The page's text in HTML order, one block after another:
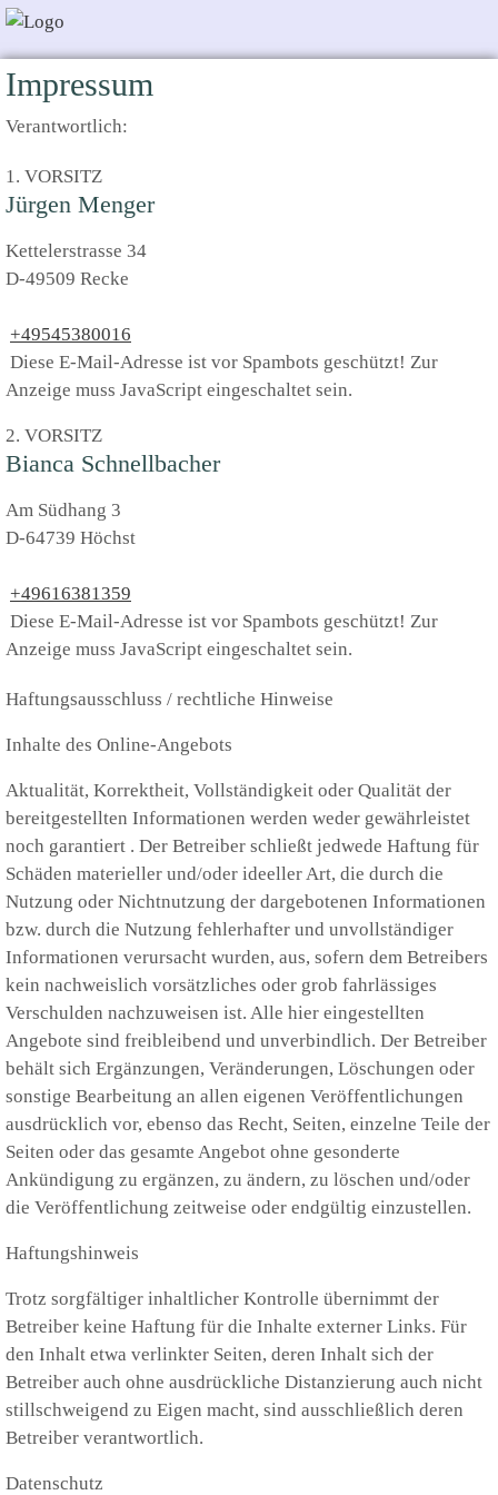
Impressum
Verantwortlich:
1. VORSITZ
Jürgen Menger
Kettelerstrasse 34
D-49509 Recke
+49545380016
Diese E-Mail-Adresse ist vor Spambots geschützt! Zur
Anzeige muss JavaScript eingeschaltet sein.
2. VORSITZ
Bianca Schnellbacher
Am Südhang 3
D-64739 Höchst
+49616381359
Diese E-Mail-Adresse ist vor Spambots geschützt! Zur
Anzeige muss JavaScript eingeschaltet sein.
Haftungsausschluss / rechtliche Hinweise
Inhalte des Online-Angebots
Aktualität, Korrektheit, Vollständigkeit oder Qualität der
bereitgestellten Informationen werden weder gewährleistet
noch garantiert . Der Betreiber schließt jedwede Haftung für
Schäden materieller und/oder ideeller Art, die durch die
Nutzung oder Nichtnutzung der dargebotenen Informationen
bzw. durch die Nutzung fehlerhafter und unvollständiger
Informationen verursacht wurden, aus, sofern dem Betreibers
kein nachweislich vorsätzliches oder grob fahrlässiges
Verschulden nachzuweisen ist. Alle hier eingestellten
Angebote sind freibleibend und unverbindlich. Der Betreiber
behält sich Ergänzungen, Veränderungen, Löschungen oder
sonstige Bearbeitung an allen eigenen Veröffentlichungen
ausdrücklich vor, ebenso das Recht, Seiten, einzelne Teile der
Seiten oder das gesamte Angebot ohne gesonderte
Ankündigung zu ergänzen, zu ändern, zu löschen und/oder
die Veröffentlichung zeitweise oder endgültig einzustellen.
Haftungshinweis
Trotz sorgfältiger inhaltlicher Kontrolle übernimmt der
Betreiber keine Haftung für die Inhalte externer Links. Für
den Inhalt etwa verlinkter Seiten, deren Inhalt sich der
Betreiber auch ohne ausdrückliche Distanzierung auch nicht
stillschweigend zu Eigen macht, sind ausschließlich deren
Betreiber verantwortlich.
Datenschutz